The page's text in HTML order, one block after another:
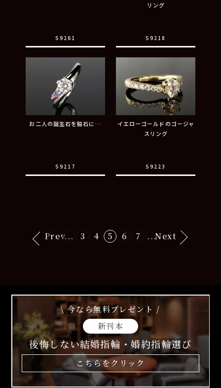
S9261
リング
S9218
お二人の誕生石を脇石に…
S9217
イエローゴールドのゴージャ
スリング
S9223
Prev... 3 4 5 6 7 ...Next
\ 今なら無料プレゼント /
新刊本
後悔しない結婚指輪・婚約指輪選び
こちらをクリック